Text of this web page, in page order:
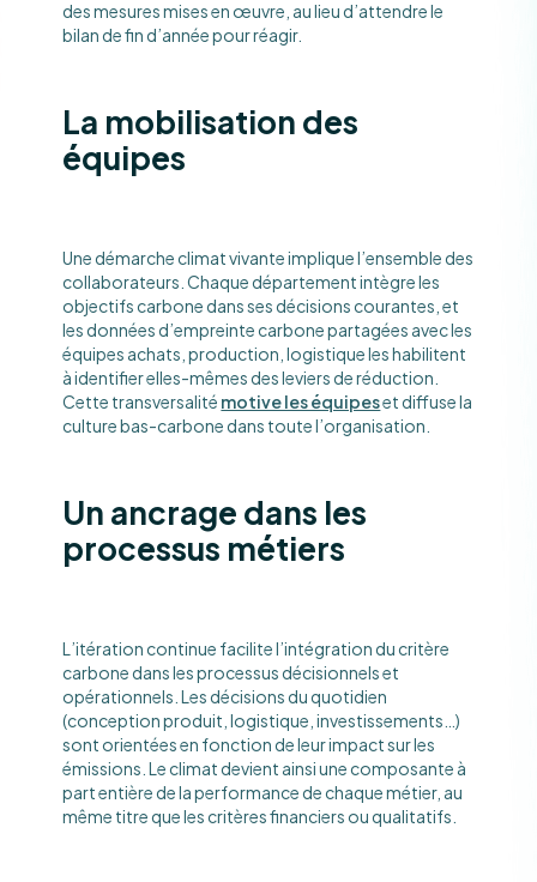
des mesures mises en œuvre, au lieu d’attendre le
bilan de fin d’année pour réagir.
La mobilisation des
équipes
Une démarche climat vivante implique l’ensemble des
collaborateurs. Chaque département intègre les
objectifs carbone dans ses décisions courantes, et
les données d’empreinte carbone partagées avec les
équipes achats, production, logistique les habilitent
à identifier elles-mêmes des leviers de réduction.
Cette transversalité motive les équipeset diffuse la
culture bas-carbone dans toute l’organisation.
Un ancrage dans les
processus métiers
L’itération continue facilite l’intégration du critère
carbone dans les processus décisionnels et
opérationnels. Les décisions du quotidien
(conception produit, logistique, investissements…)
sont orientées en fonction de leur impact sur les
émissions. Le climat devient ainsi une composante à
part entière de la performance de chaque métier, au
même titre que les critères financiers ou qualitatifs.